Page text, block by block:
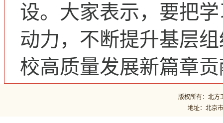
设。大家表示，要把
动力，不断提升基层
校高质量发展新篇章
版权所有：北方
地址：北京